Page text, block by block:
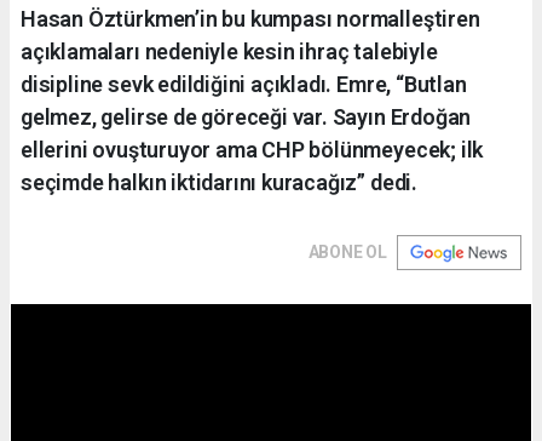
Hasan Öztürkmen’in bu kumpası normalleştiren
açıklamaları nedeniyle kesin ihraç talebiyle
disipline sevk edildiğini açıkladı. Emre, “Butlan
gelmez, gelirse de göreceği var. Sayın Erdoğan
ellerini ovuşturuyor ama CHP bölünmeyecek; ilk
seçimde halkın iktidarını kuracağız” dedi.
ABONE OL